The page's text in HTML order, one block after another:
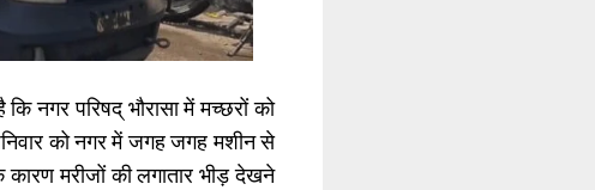
नगर परिषद् भौरासा में मच्छरों को
को नगर में जगह जगह मशीन से
मरीजों की लगातार भीड़ देखने